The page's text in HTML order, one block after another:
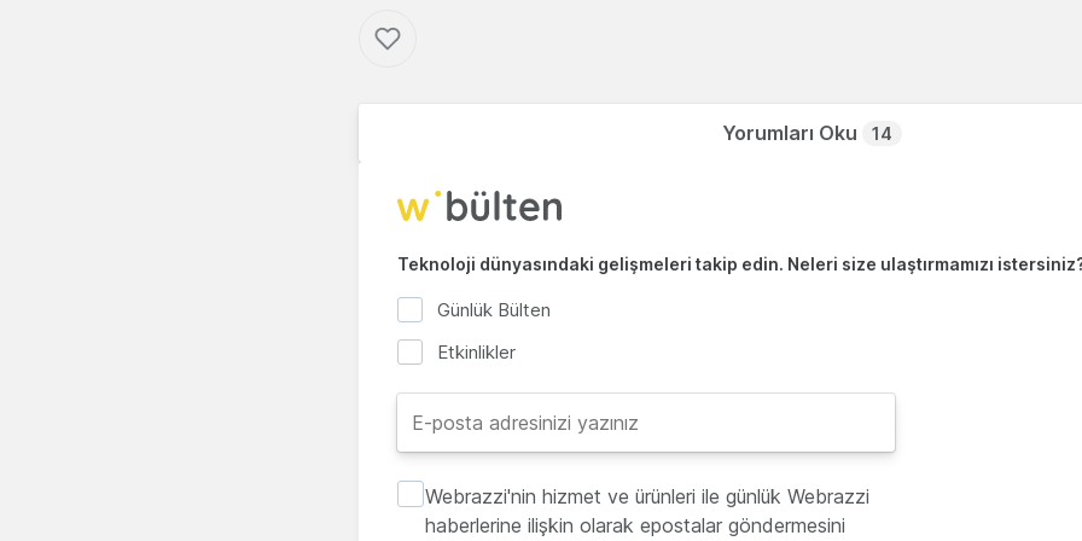
Yorumları Oku 14
Teknoloji dünyasındaki gelişmeleri takip edin. Neleri size ulaştırmamızı
Günlük Bülten
Etkinlikler
Webrazzi'nin hizmet ve ürünleri ile günlük Webrazzi
haberlerine ilişkin olarak epostalar göndermesini